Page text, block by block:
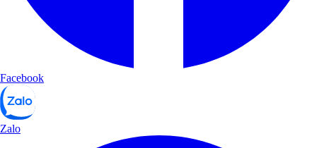
Facebook
Zalo